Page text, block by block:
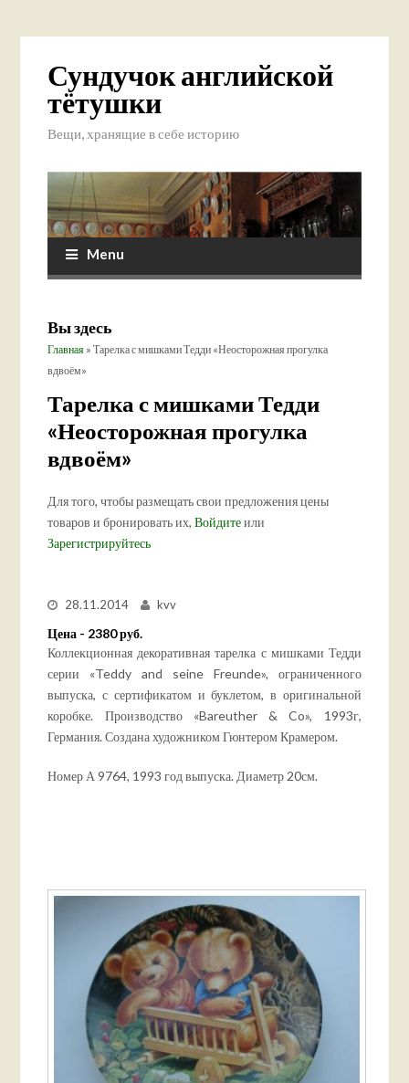
Сундучок английской
тётушки
Вещи, хранящие в себе историю
Menu
Вы здесь
Главная » Тарелка с мишками Тедди «Неосторожная прогулка
вдвоём»
Тарелка с мишками Тедди
«Неосторожная прогулка
вдвоём»
Для того, чтобы размещать свои предложения цены
товаров и бронировать их,Войдитеили
Зарегистрируйтесь
28.11.2014 kvv
Цена - 2380 руб.
Коллекционная декоративная тарелка с мишками Тедди
серии «Teddy and seine Freunde», ограниченного
выпуска, с сертификатом и буклетом, в оригинальной
коробке. Производство «Bareuther & Co», 1993г,
Германия. Создана художником Гюнтером Крамером.
Номер А 9764, 1993 год выпуска. Диаметр 20см.